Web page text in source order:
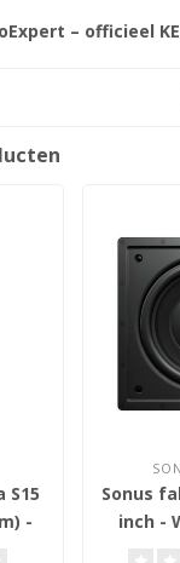
– officieel
S15
-
Sonus
inch -